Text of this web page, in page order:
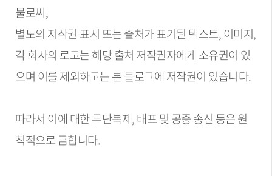
물로써,
별도의 저작권 표시 또는 출처가 표기된 텍스트, 이미지,
각 회사의 로고는 해당 출처 저작권자에게 소유권이 있
으며 이를 제외하고는 본 블로그에 저작권이 있습니다.
따라서 이에 대한 무단복제, 배포 및 공중 송신 등은 원
칙적으로 금합니다.